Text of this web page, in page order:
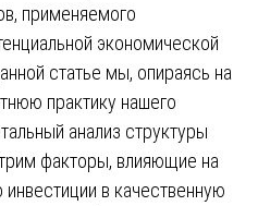
применяемого
экономической
статье мы, опираясь на
практику нашего
анализ структуры
факторы, влияющие на
в качественную